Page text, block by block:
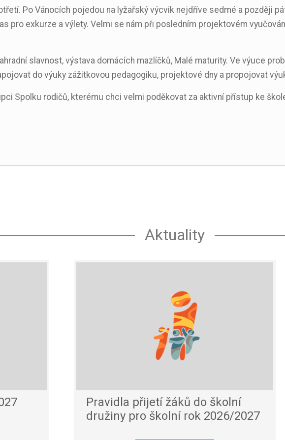
Po Vánocích pojedou na lyžařský výcvik nejdříve sedmé a později
pro exkurze a výlety. Velmi se nám při posledním projektovém
slavnost, výstava domácích mazlíčků, Malé maturity. Ve výuce
do výuky zážitkovou pedagogiku, projektové dny a propojovat
Spolku rodičů, kterému chci velmi poděkovat za aktivní přístup ke
Aktuality
Pravidla přijetí žáků do školní
družiny pro školní rok 2026/2027